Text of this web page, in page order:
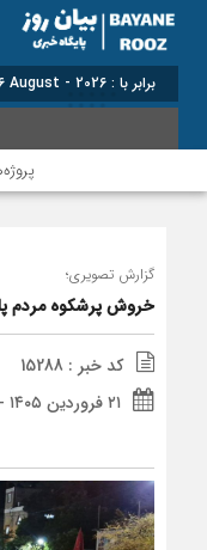
برابر با : Thursday - 6 August - 2026
پروژه‌های عمرانی و
گزارش تصویری؛
خروش پرشکوه مردم
کد خبر : 15288
۲۱ فروردین ۱۴۰۵ - ۲۳:۵۵